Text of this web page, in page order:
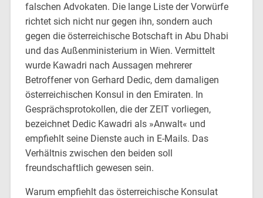
falschen Advokaten. Die lange Liste der Vorwürfe
richtet sich nicht nur gegen ihn, sondern auch
gegen die österreichische Botschaft in Abu Dhabi
und das Außenministerium in Wien. Vermittelt
wurde Kawadri nach Aussagen mehrerer
Betroffener von Gerhard Dedic, dem damaligen
österreichischen Konsul in den Emiraten. In
Gesprächsprotokollen, die der ZEIT vorliegen,
bezeichnet Dedic Kawadri als »Anwalt« und
empfiehlt seine Dienste auch in E-Mails. Das
Verhältnis zwischen den beiden soll
freundschaftlich gewesen sein.
Warum empfiehlt das österreichische Konsulat